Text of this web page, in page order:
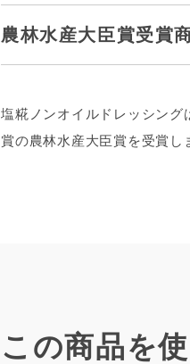
農林水産大臣賞受賞
塩糀ノンオイルドレッシング
賞の農林水産大臣賞を受賞し
この商品を